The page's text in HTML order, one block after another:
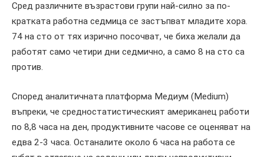
Сред различните възрастови групи най-силно за по-
кратката работна седмица се застъпват младите хора.
74 на сто от тях изрично посочват, че биха желали да
работят само четири дни седмично, а само 8 на сто са
против.
Според аналитичната платформа Медиум (Medium)
въпреки, че средностатистическият американец работи
по 8,8 часа на ден, продуктивните часове се оценяват на
едва 2-3 часа. Останалите около 6 часа на работа се